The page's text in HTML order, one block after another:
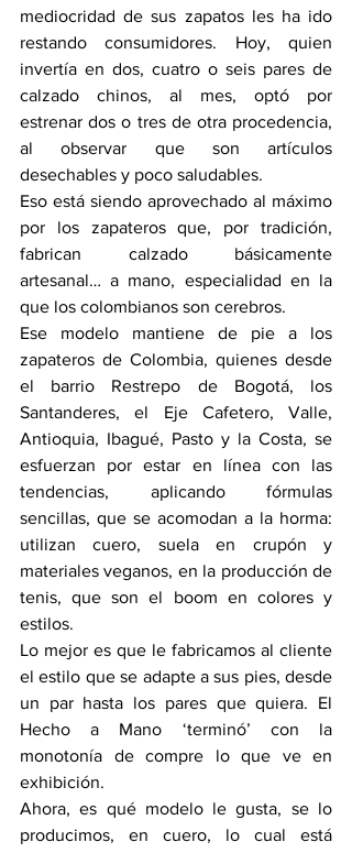
mediocridad de sus zapatos les ha ido
restando consumidores. Hoy, quien
invertía en dos, cuatro o seis pares de
calzado chinos, al mes, optó por
estrenar dos o tres de otra procedencia,
al observar que son artículos
desechables y poco saludables.
Eso está siendo aprovechado al máximo
por los zapateros que, por tradición,
fabrican calzado básicamente
artesanal… a mano, especialidad en la
que los colombianos son cerebros.
Ese modelo mantiene de pie a los
zapateros de Colombia, quienes desde
el barrio Restrepo de Bogotá, los
Santanderes, el Eje Cafetero, Valle,
Antioquia, Ibagué, Pasto y la Costa, se
esfuerzan por estar en línea con las
tendencias, aplicando fórmulas
sencillas, que se acomodan a la horma:
utilizan cuero, suela en crupón y
materiales veganos, en la producción de
tenis, que son el boom en colores y
estilos.
Lo mejor es que le fabricamos al cliente
el estilo que se adapte a sus pies, desde
un par hasta los pares que quiera. El
Hecho a Mano ‘terminó’ con la
monotonía de compre lo que ve en
exhibición.
Ahora, es qué modelo le gusta, se lo
producimos, en cuero, lo cual está